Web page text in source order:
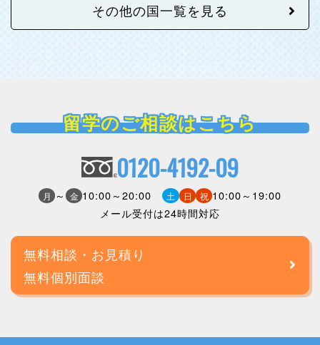
その他の国一覧を見る
留学のご相談はこちら
0120-4192-09
月 ～ 金 10:00～20:00 土 日 祝 10:00～19:00
メール受付は24時間対応
無料相談・お見積り
無料個別面談